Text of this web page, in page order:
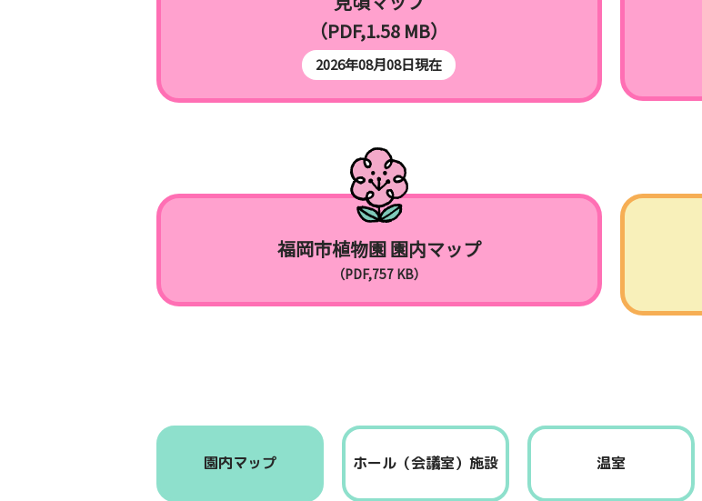
（PDF,1.58 MB）
2026年08月08日現在
福岡市植物園 園内マップ
（PDF,757 KB）
園内マップ ホール（会議室）施設 温室